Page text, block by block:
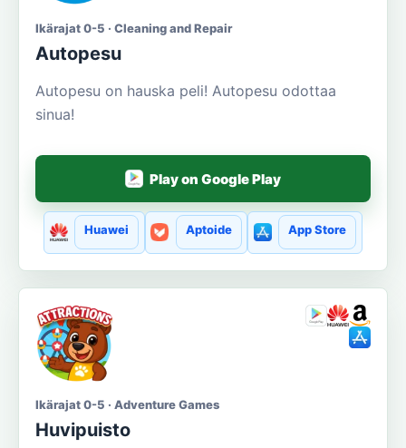
Ikärajat 0-5 · Cleaning and Repair
Autopesu
Autopesu on hauska peli! Autopesu odottaa
sinua!
Play on Google Play
Huawei Aptoide App Store
Ikärajat 0-5 · Adventure Games
Huvipuisto